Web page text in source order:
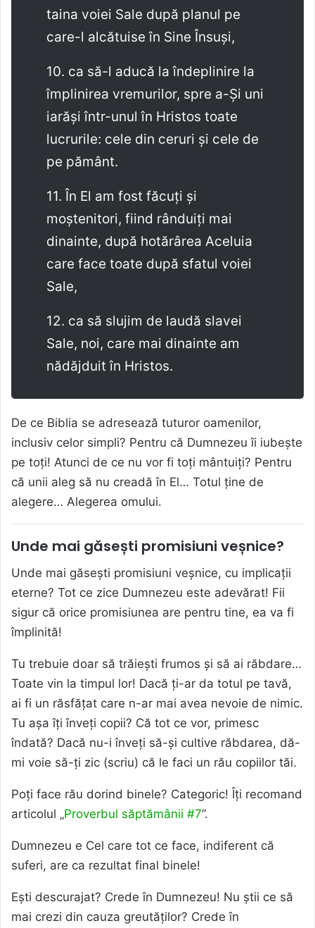
taina voiei Sale după planul pe
care-l alcătuise în Sine Însuși,
10. ca să-l aducă la îndeplinire la
împlinirea vremurilor, spre a-Și uni
iarăși într-unul în Hristos toate
lucrurile: cele din ceruri și cele de
pe pământ.
11. În El am fost făcuți și
moștenitori, fiind rânduiți mai
dinainte, după hotărârea Aceluia
care face toate după sfatul voiei
Sale,
12. ca să slujim de laudă slavei
Sale, noi, care mai dinainte am
nădăjduit în Hristos.
De ce Biblia se adresează tuturor oamenilor,
inclusiv celor simpli? Pentru că Dumnezeu îi iubește
pe toți! Atunci de ce nu vor fi toți mântuiți? Pentru
că unii aleg să nu creadă în El… Totul ține de
alegere… Alegerea omului.
Unde mai găsești promisiuni veșnice?
Unde mai găsești promisiuni veșnice, cu implicații
eterne? Tot ce zice Dumnezeu este adevărat! Fii
sigur că orice promisiunea are pentru tine, ea va fi
împlinită!
Tu trebuie doar să trăiești frumos și să ai răbdare…
Toate vin la timpul lor! Dacă ți-ar da totul pe tavă,
ai fi un răsfățat care n-ar mai avea nevoie de nimic.
Tu așa îți înveți copii? Că tot ce vor, primesc
îndată? Dacă nu-i înveți să-și cultive răbdarea, dă-
mi voie să-ți zic (scriu) că le faci un rău copiilor tăi.
Poți face rău dorind binele? Categoric! Îți recomand
articolul „Proverbul săptămânii #7”.
Dumnezeu e Cel care tot ce face, indiferent că
suferi, are ca rezultat final binele!
Ești descurajat? Crede în Dumnezeu! Nu știi ce să
mai crezi din cauza greutăților? Crede în